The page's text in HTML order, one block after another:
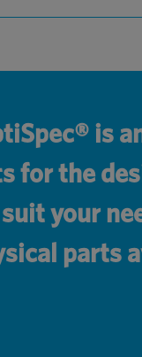
is
for the
your
parts